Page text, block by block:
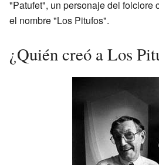
"Patufet", un personaje del folclore
el nombre "Los Pitufos".
¿Quién creó a Los